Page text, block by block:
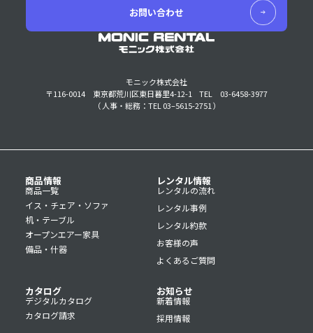
モニック株式会社
〒116-0014 東京都荒川区東日暮里4-12-1
TEL 03-6458-3977
（ 人事・総務：TEL 03–5615-2751 ）
お問い合わせ
商品情報
商品一覧
イス・チェア・ソファ
机・テーブル
オープンエアー家具
備品・什器
レンタル情報
レンタルの流れ
レンタル事例
レンタル約款
お客様の声
よくあるご質問
カタログ
デジタルカタログ
カタログ請求
お知らせ
新着情報
採用情報